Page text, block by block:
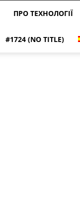
ПРО ТЕХНОЛОГІЇ
#1724 (NO TITLE)